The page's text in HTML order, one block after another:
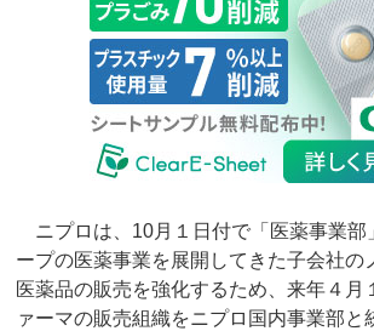
ニプロは、10月１日付で「医薬事業部
ープの医薬事業を展開してきた子会社の
医薬品の販売を強化するため、来年４月
ァーマの販売組織をニプロ国内事業部と